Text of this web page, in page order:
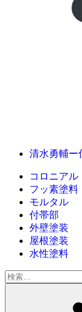
清水勇輔ー
コロニアル
フッ素塗料
モルタル
付帯部
外壁塗装
屋根塗装
水性塗料
検
索: